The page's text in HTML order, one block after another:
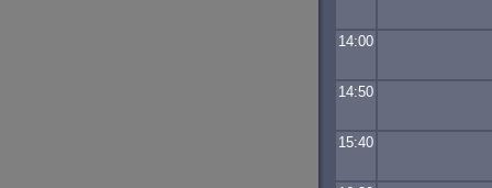
14:00
14:50
15:40